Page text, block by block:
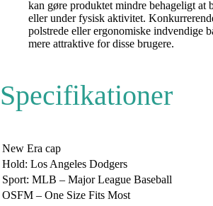
kan gøre produktet mindre behageligt
eller under fysisk aktivitet.
polstrede eller ergonomiske indvendige
mere attraktive for disse brugere.
Specifikationer
New Era cap
Hold: Los Angeles Dodgers
Sport: MLB – Major League Baseball
OSFM – One Size Fits Most